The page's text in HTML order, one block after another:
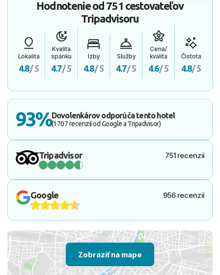
Hodnotenie od 751 cestovateľov
Tripadvisoru
Lokalita
4.8/ 5
Kvalita
spánku
4.7/ 5
Izby
4.8/ 5
Služby
4.7/ 5
Cena/
kvalita
4.6/ 5
Čistota
4.8/ 5
93%Dovolenkárov odporúča tento hotel
(1707 recenzií od Google a Tripadvisor)
Tripadvisor 751 recenzií
Google 956 recenzií
Zobraziť na mape